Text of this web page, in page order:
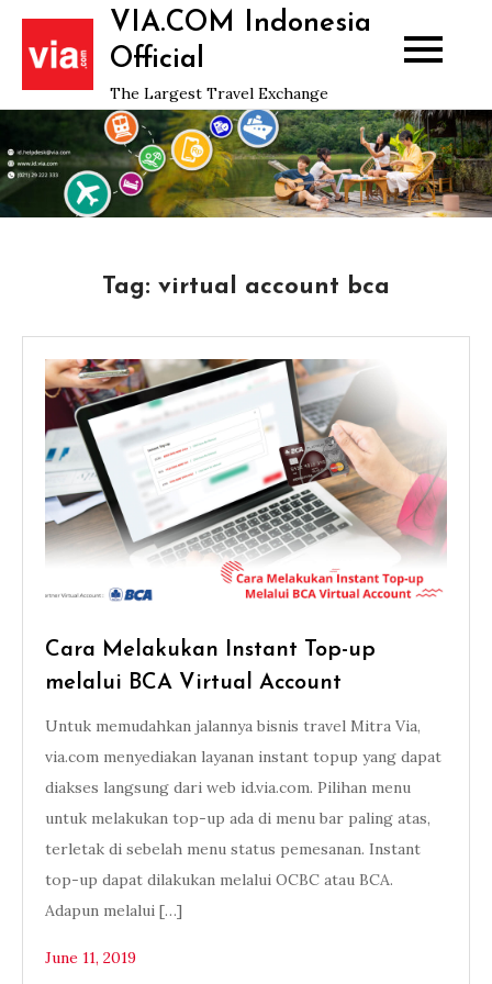
Skip
content
VIA.COM Indonesia
Official
The Largest Travel Exchange
Tag: virtual account bca
Cara Melakukan Instant Top-up
melalui BCA Virtual Account
Untuk memudahkan jalannya bisnis travel Mitra Via,
via.com menyediakan layanan instant topup yang dapat
diakses langsung dari web id.via.com. Pilihan menu
untuk melakukan top-up ada di menu bar paling atas,
terletak di sebelah menu status pemesanan. Instant
top-up dapat dilakukan melalui OCBC atau BCA.
Adapun melalui […]
June 11, 2019